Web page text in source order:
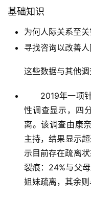
基础知识
为何人际关系至
寻找咨询以改善
这些数据与其他调
2019年一项
性调查显示，四
离。该调查由康
主持，结果显示
示目前存在疏离
裂痕：24%与父
姐妹疏离，其余则